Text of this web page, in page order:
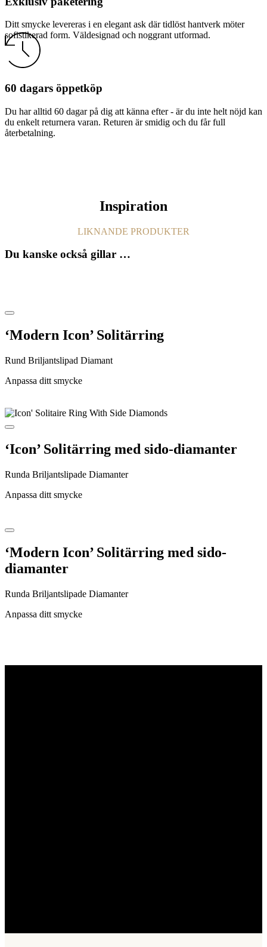
Ditt smycke levereras i en elegant ask där tidlöst hantverk möter
sofistikerad form. Väldesignad och noggrant utformad.
60 dagars öppetköp
Du har alltid 60 dagar på dig att känna efter - är du inte helt nöjd kan
du enkelt returnera varan. Returen är smidig och du får full
återbetalning.
Inspiration
LIKNANDE PRODUKTER
Du kanske också gillar …
‘Modern Icon’ Solitärring
Rund Briljantslipad Diamant
Anpassa ditt smycke
‘Icon’ Solitärring med sido-diamanter
Runda Briljantslipade Diamanter
Anpassa ditt smycke
‘Modern Icon’ Solitärring med sido-
diamanter
Runda Briljantslipade Diamanter
Anpassa ditt smycke